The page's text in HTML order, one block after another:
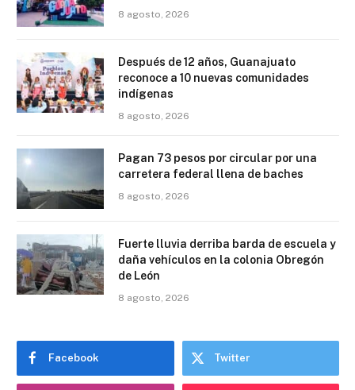
8 agosto, 2026
Después de 12 años, Guanajuato
reconoce a 10 nuevas comunidades
indígenas
8 agosto, 2026
Pagan 73 pesos por circular por una
carretera federal llena de baches
8 agosto, 2026
Fuerte lluvia derriba barda de escuela y
daña vehículos en la colonia Obregón
de León
8 agosto, 2026
Facebook Twitter